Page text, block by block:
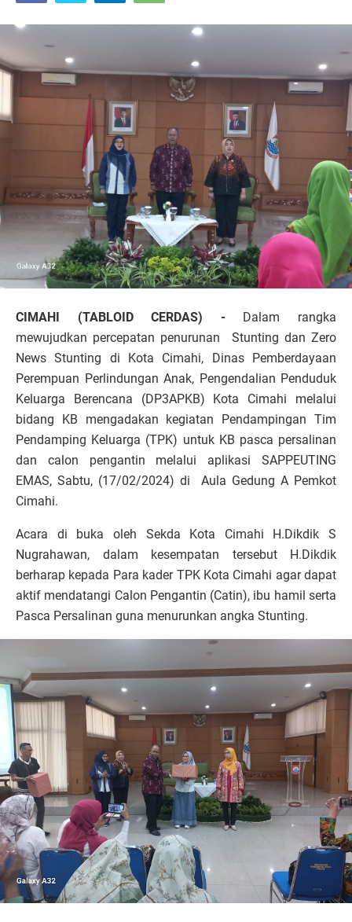
CIMAHI (TABLOID CERDAS) - Dalam rangka
mewujudkan percepatan penurunan Stunting dan Zero
News Stunting di Kota Cimahi, Dinas Pemberdayaan
Perempuan Perlindungan Anak, Pengendalian Penduduk
Keluarga Berencana (DP3APKB) Kota Cimahi melalui
bidang KB mengadakan kegiatan Pendampingan Tim
Pendamping Keluarga (TPK) untuk KB pasca persalinan
dan calon pengantin melalui aplikasi SAPPEUTING
EMAS, Sabtu, (17/02/2024) di Aula Gedung A Pemkot
Cimahi.
Acara di buka oleh Sekda Kota Cimahi H.Dikdik S
Nugrahawan, dalam kesempatan tersebut H.Dikdik
berharap kepada Para kader TPK Kota Cimahi agar dapat
aktif mendatangi Calon Pengantin (Catin), ibu hamil serta
Pasca Persalinan guna menurunkan angka Stunting.